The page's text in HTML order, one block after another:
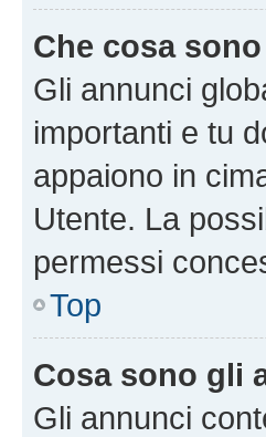
Che cosa
Gli annunci
importanti e tu
appaiono in
Utente. La
permessi
Top
Cosa sono gli
Gli annunci